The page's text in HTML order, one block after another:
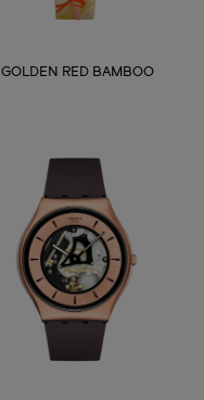
GOLDEN RED BAMBOO